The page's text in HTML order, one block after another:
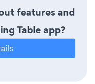
features and
Table app?